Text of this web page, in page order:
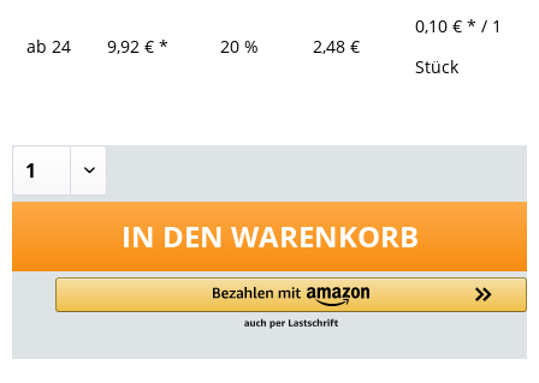
ab 24 9,92 € * 20 % 2,48 €
0,10 € * / 1
Stück
IN DEN WARENKORB